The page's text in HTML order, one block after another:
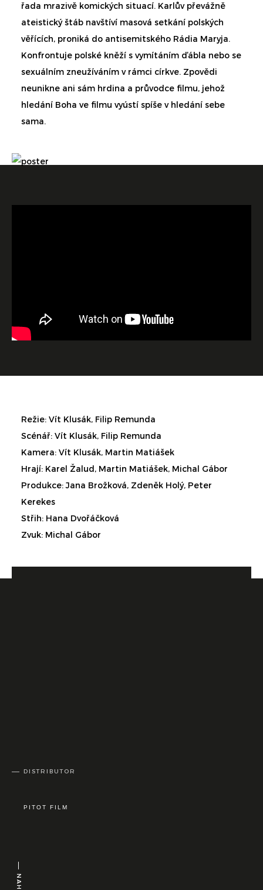
řada mrazivě komických situací. Karlův převážně
ateistický štáb navštíví masová setkání polských
věřících, proniká do antisemitského Rádia Maryja.
Konfrontuje polské kněží s vymítáním ďábla nebo se
sexuálním zneužíváním v rámci církve. Zpovědi
neunikne ani sám hrdina a průvodce filmu, jehož
hledání Boha ve filmu vyústí spíše v hledání sebe
sama.
Režie: Vít Klusák, Filip Remunda
Scénář: Vít Klusák, Filip Remunda
Kamera: Vít Klusák, Martin Matiášek
Hrají: Karel Žalud, Martin Matiášek, Michal Gábor
Produkce: Jana Brožková, Zdeněk Holý, Peter
Kerekes
Střih: Hana Dvořáčková
Zvuk: Michal Gábor
DISTRIBUTOR
PITOT FILM